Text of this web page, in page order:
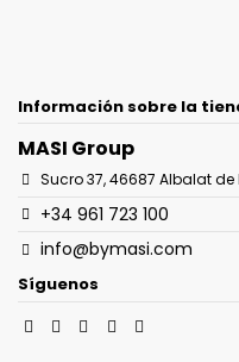
Información sobre la
MASI Group
Sucro 37, 46687 Albalat
+34 961 723 100
info@bymasi.com
Síguenos